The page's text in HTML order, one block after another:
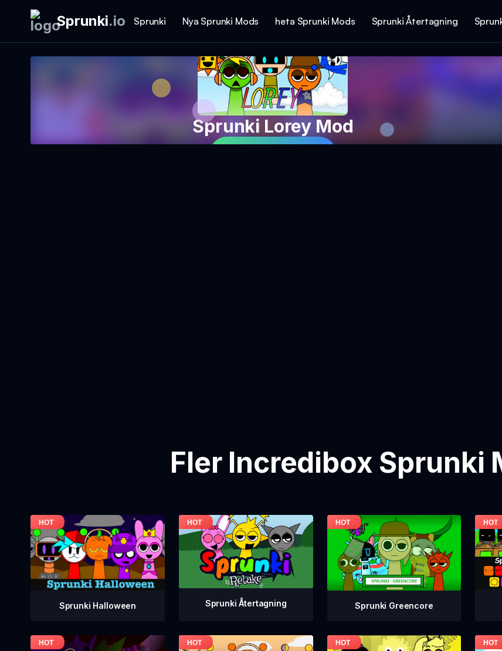
Sprunki.io Sprunki Nya Sprunki Mods heta Sprunki Mods Sprunki Återtagning
Sprunki Lorey Mod
Fler Incredibox Sprunki
Sprunki Halloween Sprunki Återtagning Sprunki Greencore